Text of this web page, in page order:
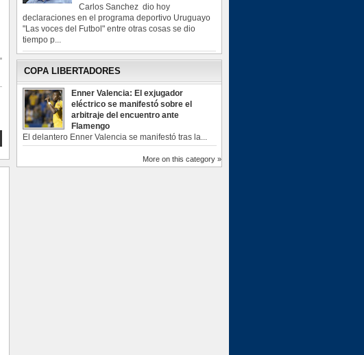
Carlos Sanchez dio hoy
declaraciones en el programa deportivo Uruguayo
"Las voces del Futbol" entre otras cosas se dio
tiempo p...
COPA LIBERTADORES
Enner Valencia: El exjugador
eléctrico se manifestó sobre el
arbitraje del encuentro ante
Flamengo
El delantero Enner Valencia se manifestó tras la...
More on this category »